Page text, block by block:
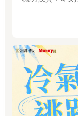
只有不同之中的相同
只有底層邏輯，才是
中，從而產生適應新
所以我們說：
底層邏輯+環境變數=
如果只教給你各行各